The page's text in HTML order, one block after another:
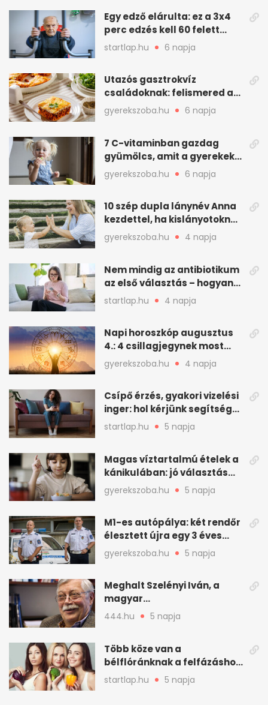
Egy edző elárulta: ez a 3x4
perc edzés kell 60 felett
mindenkinek
startlap.hu 6 napja
Utazós gasztrokvíz
családoknak: felismered az
asadót és társait?
gyerekszoba.hu 6 napja
7 C-vitaminban gazdag
gyümölcs, amit a gyerekek
is szívesen megesznek
gyerekszoba.hu 6 napja
10 szép dupla lánynév Anna
kezdettel, ha kislányotoknak
kerestek nevet
gyerekszoba.hu 4 napja
Nem mindig az antibiotikum
az első választás – hogyan
kezeljük a felfázást? (x)
startlap.hu 4 napja
Napi horoszkóp augusztus
4.: 4 csillagjegynek most
minden összejön
gyerekszoba.hu 4 napja
Csípő érzés, gyakori vizelési
inger: hol kérjünk segítséget
felfázás esetén?
startlap.hu 5 napja
Magas víztartalmú ételek a
kánikulában: jó választás
gyerekeknek
gyerekszoba.hu 5 napja
M1-es autópálya: két rendőr
élesztett újra egy 3 éves
kisfiút
gyerekszoba.hu 5 napja
Meghalt Szelényi Iván, a
magyar
társadalomtudomány
meghatározó alakja
444.hu 5 napja
Több köze van a
bélflóránknak a felfázáshoz,
mint hinnénk – Így védhetjük
nyáron a húgyutakat (x)
startlap.hu 5 napja